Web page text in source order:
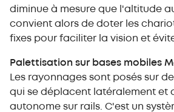
diminue à mesure que l'altitude
convient alors de doter les
fixes pour faciliter la vision et
Palettisation sur bases mobiles
Les rayonnages sont posés sur
qui se déplacent latéralement et
autonome sur rails. C'est un